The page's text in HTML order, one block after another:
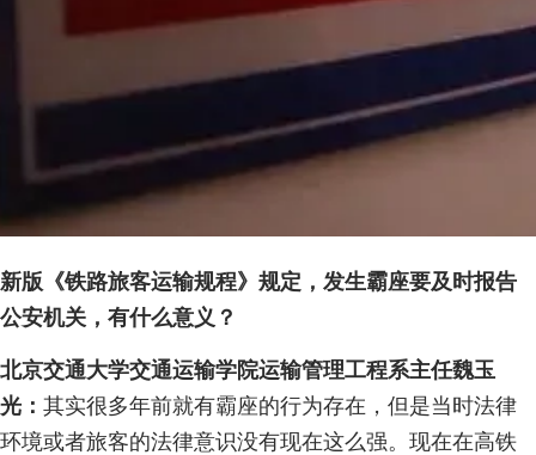
新版《铁路旅客运输规程》规定，发生霸座要及时报告
公安机关，有什么意义？
北京交通大学交通运输学院运输管理工程系主任魏玉
光： 其实很多年前就有霸座的行为存在，但是当时法律
环境或者旅客的法律意识没有现在这么强。现在在高铁